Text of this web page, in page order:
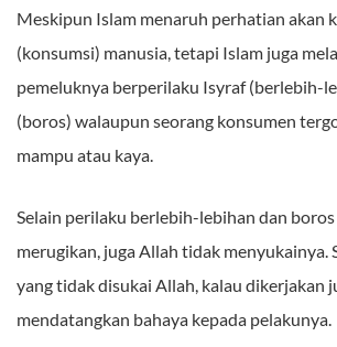
Meskipun Islam menaruh perhatian akan
(konsumsi) manusia, tetapi Islam juga
pemeluknya berperilaku Isyraf (berlebih-
(boros) walaupun seorang konsumen
mampu atau kaya.
Selain perilaku berlebih-lebihan dan
merugikan, juga Allah tidak menyukainya.
yang tidak disukai Allah, kalau dikerjakan
mendatangkan bahaya kepada pelakunya.